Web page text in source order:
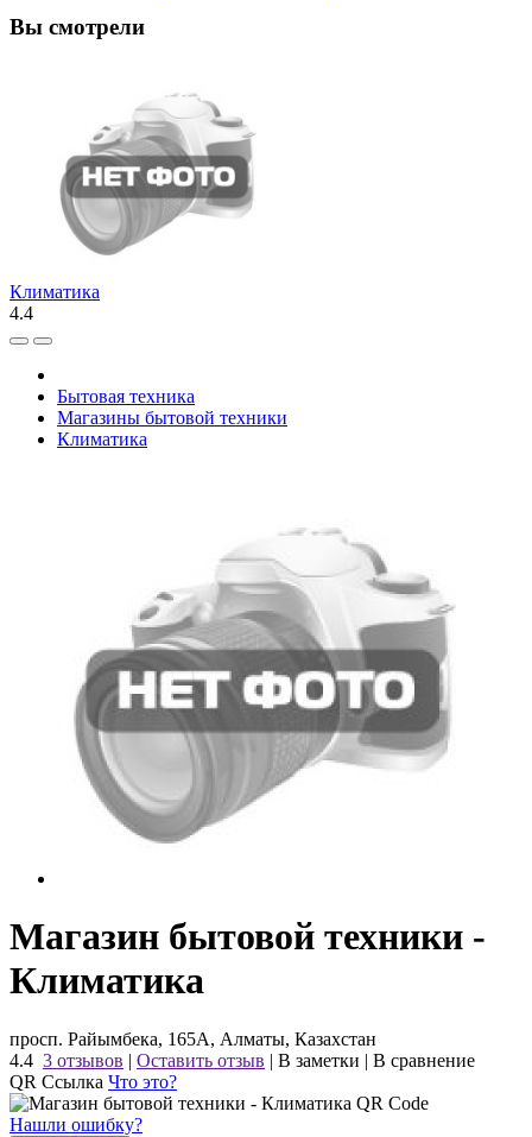
Вы смотрели
Климатика
4.4
Бытовая техника
Магазины бытовой техники
Климатика
Магазин бытовой техники -
Климатика
просп. Райымбека, 165А, Алматы, Казахстан
4.4 3 отзывов | Оставить отзыв | В заметки | В сравнение
QR Ссылка Что это?
Нашли ошибку?